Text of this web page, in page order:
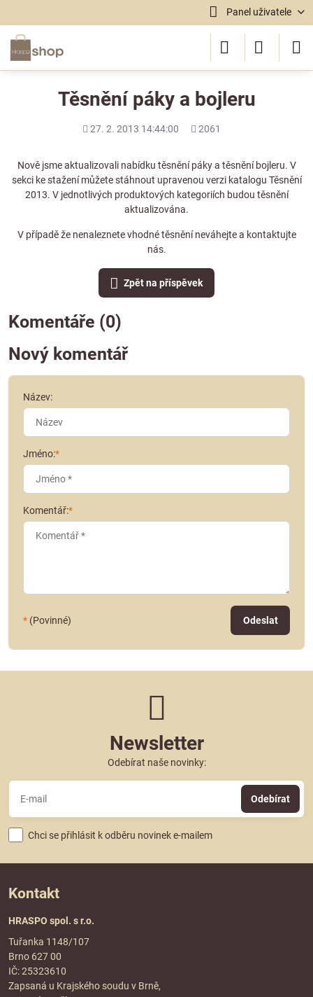
Panel uživatele
Těsnění páky a bojleru
Přidáno
27. 2. 2013 14:44:00
Počet
2061
Nově jsme aktualizovali nabídku těsnění páky a těsnění bojleru. V
sekci ke staženímůžete stáhnout upravenou verzi katalogu Těsnění
2013. V jednotlivých produktových kategoriích budou těsnění
aktualizována.
V případě že nenaleznete vhodné těsnění neváhejte a kontaktujte
nás.
Zpět na příspěvek
Komentáře (0)
Nový komentář
Název:
Jméno:*
Komentář:*
* (Povinné) Odeslat
Newsletter
Odebírat naše novinky:
Odebírat
Chci se přihlásit k odběru novinek e-mailem
Kontakt
HRASPO spol. s r.o.
Tuřanka 1148/107
Brno 627 00
IČ: 25323610
Zapsaná u Krajského soudu v Brně,